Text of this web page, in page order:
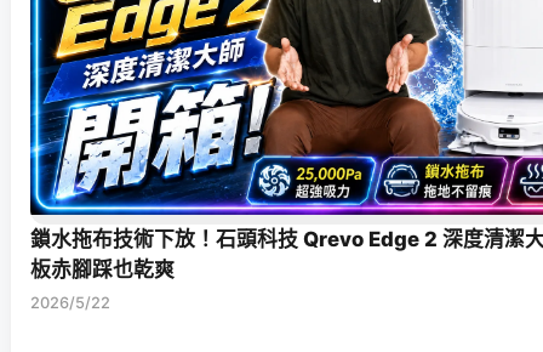
鎖水拖布技術下放！石頭科技 Qrevo Edge 2 深度清潔
板赤腳踩也乾爽
2026/5/22